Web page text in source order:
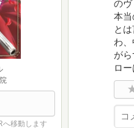
移動します
の
本
と
わ
が
ロ